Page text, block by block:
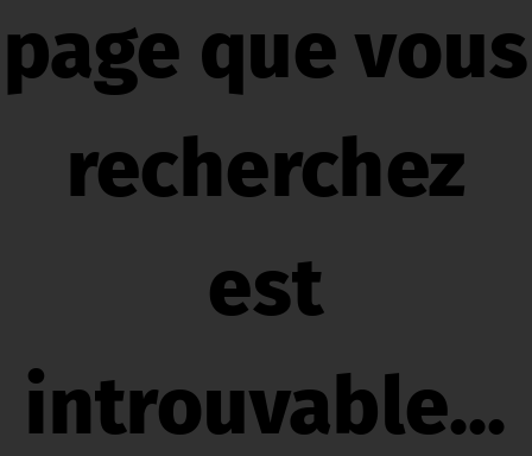
page que vous
recherchez
est
introuvable...